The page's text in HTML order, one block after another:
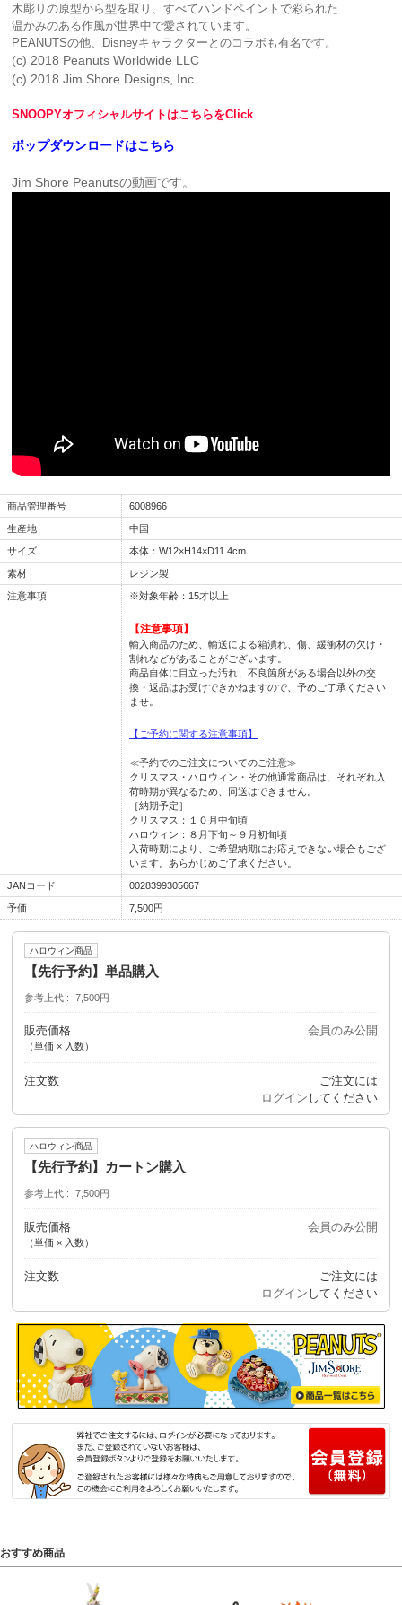
木彫りの原型から型を取り、すべてハンドペイントで彩られた
温かみのある作風が世界中で愛されています。
PEANUTSの他、Disneyキャラクターとのコラボも有名です。
(c) 2018 Peanuts Worldwide LLC
(c) 2018 Jim Shore Designs, Inc.
SNOOPYオフィシャルサイトはこちらをClick
ポップダウンロードはこちら
Jim Shore Peanutsの動画です。
商品管理番号 6008966
生産地 中国
サイズ 本体：W12×H14×D11.4cm
素材 レジン製
注意事項 ※対象年齢：15才以上
【注意事項】
輸入商品のため、輸送による箱潰れ、傷、緩衝材の欠け・
割れなどがあることがございます。
商品自体に目立った汚れ、不良箇所がある場合以外の交
換・返品はお受けできかねますので、予めご了承ください
ませ。
【ご予約に関する注意事項】
≪予約でのご注文についてのご注意≫
クリスマス・ハロウィン・その他通常商品は、それぞれ入
荷時期が異なるため、同送はできません。
［納期予定］
クリスマス：１０月中旬頃
ハロウィン：８月下旬～９月初旬頃
入荷時期により、ご希望納期にお応えできない場合もござ
います。あらかじめご了承ください。
JANコード 0028399305667
予価 7,500円
ハロウィン商品
【先行予約】単品購入
参考上代 7,500円
販売価格
（単価 × 入数）
会員のみ公開
注文数
ご注文には
ログイン してください
ハロウィン商品
【先行予約】カートン購入
参考上代 7,500円
販売価格
（単価 × 入数）
会員のみ公開
注文数
ご注文には
ログイン してください
おすすめ商品